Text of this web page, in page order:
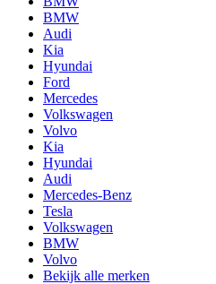
BMW
Audi
Kia
Hyundai
Ford
Mercedes
Volkswagen
Volvo
Kia
Hyundai
Audi
Mercedes-Benz
Tesla
Volkswagen
BMW
Volvo
Bekijk alle merken